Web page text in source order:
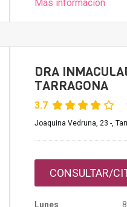
Más información
DRA
TARRAGONA
3.7
Joaquina Vedruna, 23 -,
CONSULTAR/
Lunes